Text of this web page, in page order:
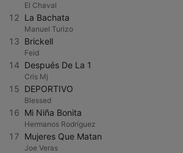
El Chaval
12 La Bachata
Manuel Turizo
13 Brickell
Feid
14 Después De La 1
Cris Mj
15 DEPORTIVO
Blessed
16 Mi Niña Bonita
Hermanos Rodríguez
17 Mujeres Que Matan
Joe Veras